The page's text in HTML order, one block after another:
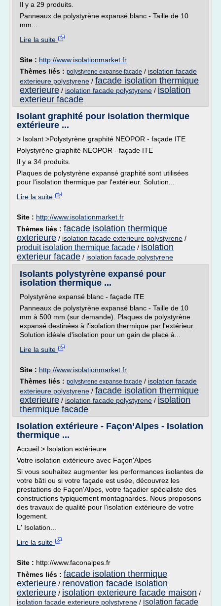
Il y a 29 produits.
Panneaux de polystyrène expansé blanc - Taille de 10
mm...
Lire la suite
Site : http://www.isolationmarket.fr
Thèmes liés : polystyrene expanse facade / isolation facade
exterieure polystyrene / facade isolation thermique
exterieure / isolation facade polystyrene / isolation
exterieur facade
Isolant graphité pour isolation thermique
extérieure ...
> Isolant >Polystyrène graphité NEOPOR - façade ITE
Polystyrène graphité NEOPOR - façade ITE
Il y a 34 produits.
Plaques de polystyrène expansé graphité sont utilisées
pour l'isolation thermique par l'extérieur. Solution...
Lire la suite
Site : http://www.isolationmarket.fr
Thèmes liés : facade isolation thermique
exterieure / isolation facade exterieure polystyrene /
produit isolation thermique facade / isolation
exterieur facade / isolation facade polystyrene
Isolants polystyrène expansé pour
isolation thermique ...
Polystyrène expansé blanc - façade ITE
Panneaux de polystyrène expansé blanc - Taille de 10
mm à 500 mm (sur demande). Plaques de polystyrène
expansé destinées à l'isolation thermique par l'extérieur.
Solution idéale d'isolation pour un gain de place à...
Lire la suite
Site : http://www.isolationmarket.fr
Thèmes liés : polystyrene expanse facade / isolation facade
exterieure polystyrene / facade isolation thermique
exterieure / isolation facade polystyrene / isolation
thermique facade
Isolation extérieure - Façon’Alpes - Isolation
thermique ...
Accueil > Isolation extérieure
Votre isolation extérieure avec Façon'Alpes
Si vous souhaitez augmenter les performances isolantes de
votre bâti ou si votre façade est usée, découvrez les
prestations de Façon'Alpes, votre façadier spécialiste des
constructions typiquement montagnardes. Nous proposons
des travaux de qualité pour l'isolation extérieure de votre
logement.
L' Isolation...
Lire la suite
Site : http://www.faconalpes.fr
Thèmes liés : facade isolation thermique
exterieure / renovation facade isolation
exterieure / isolation exterieure facade maison /
isolation facade exterieure polystyrene / isolation facade